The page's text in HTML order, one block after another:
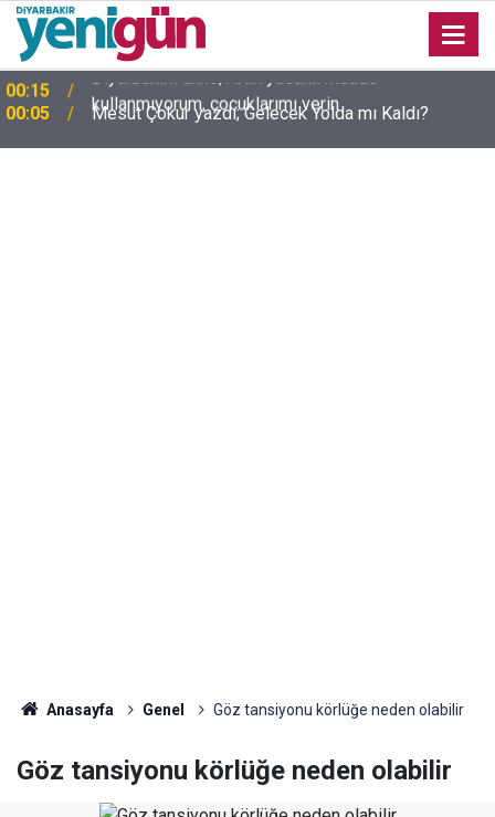
00:05 Mesut Çokur yazdı; Gelecek Yolda mı Kaldı?
Anasayfa Genel Göz tansiyonu körlüğe neden olabilir
Göz tansiyonu körlüğe neden olabilir